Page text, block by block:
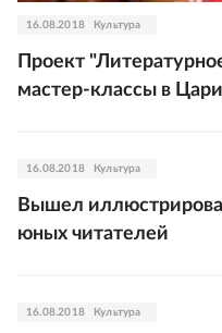
16.08.2018 Культура
Проект
мастер-классы в
16.08.2018 Культура
Вышел
юных читателей
16.08.2018 Культура